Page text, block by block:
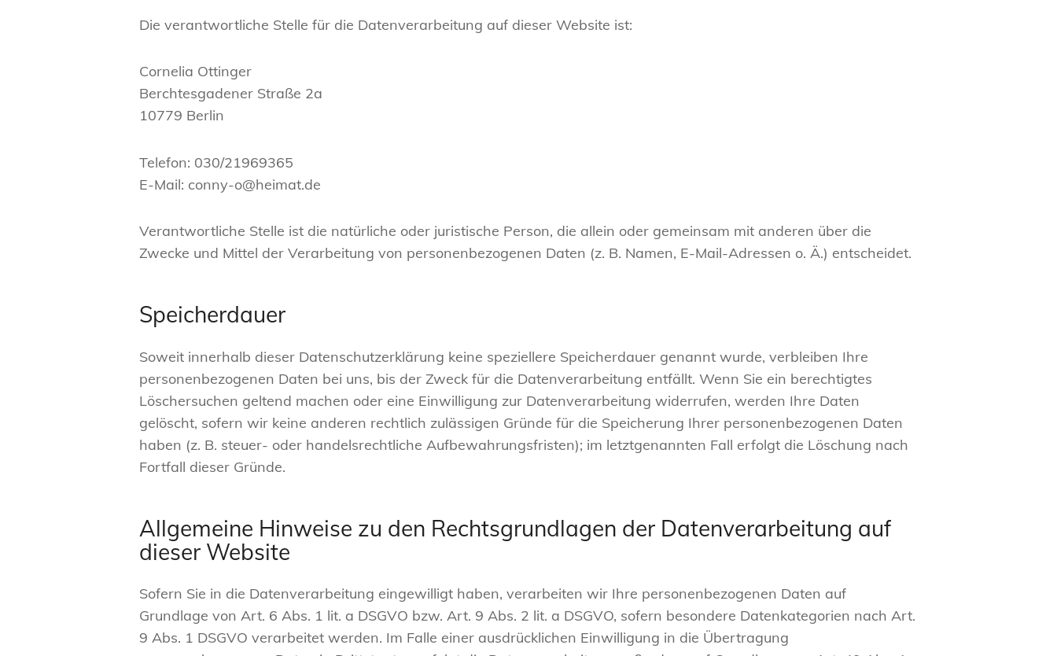
Die verantwortliche Stelle für die Datenverarbeitung auf dieser Website ist:
Cornelia Ottinger
Berchtesgadener Straße 2a
10779 Berlin
Telefon: 030/21969365
E-Mail: conny-o@heimat.de
Verantwortliche Stelle ist die natürliche oder juristische Person, die allein oder gemeinsam mit anderen über die
Zwecke und Mittel der Verarbeitung von personenbezogenen Daten (z. B. Namen, E-Mail-Adressen o. Ä.) entscheidet.
Speicherdauer
Soweit innerhalb dieser Datenschutzerklärung keine speziellere Speicherdauer genannt wurde, verbleiben Ihre
personenbezogenen Daten bei uns, bis der Zweck für die Datenverarbeitung entfällt. Wenn Sie ein berechtigtes
Löschersuchen geltend machen oder eine Einwilligung zur Datenverarbeitung widerrufen, werden Ihre Daten
gelöscht, sofern wir keine anderen rechtlich zulässigen Gründe für die Speicherung Ihrer personenbezogenen Daten
haben (z. B. steuer- oder handelsrechtliche Aufbewahrungsfristen); im letztgenannten Fall erfolgt die Löschung nach
Fortfall dieser Gründe.
Allgemeine Hinweise zu den Rechtsgrundlagen der Datenverarbeitung auf
dieser Website
Sofern Sie in die Datenverarbeitung eingewilligt haben, verarbeiten wir Ihre personenbezogenen Daten auf
Grundlage von Art. 6 Abs. 1 lit. a DSGVO bzw. Art. 9 Abs. 2 lit. a DSGVO, sofern besondere Datenkategorien nach Art.
9 Abs. 1 DSGVO verarbeitet werden. Im Falle einer ausdrücklichen Einwilligung in die Übertragung